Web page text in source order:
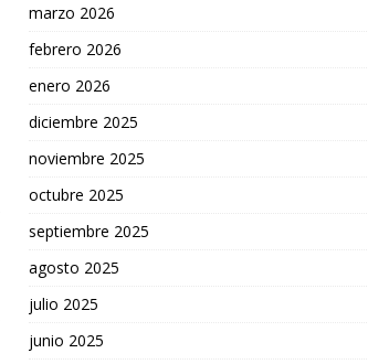
marzo 2026
febrero 2026
enero 2026
diciembre 2025
noviembre 2025
octubre 2025
septiembre 2025
agosto 2025
julio 2025
junio 2025